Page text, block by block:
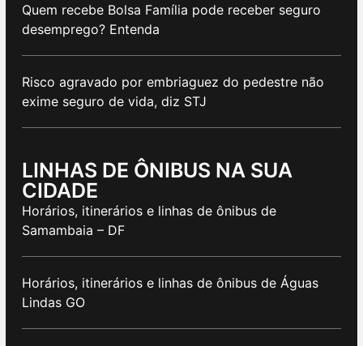
Quem recebe Bolsa Família pode receber seguro
desemprego? Entenda
Risco agravado por embriaguez do pedestre não
exime seguro de vida, diz STJ
LINHAS DE ÔNIBUS NA SUA
CIDADE
Horários, itinerários e linhas de ônibus de
Samambaia – DF
Horários, itinerários e linhas de ônibus de Águas
Lindas GO